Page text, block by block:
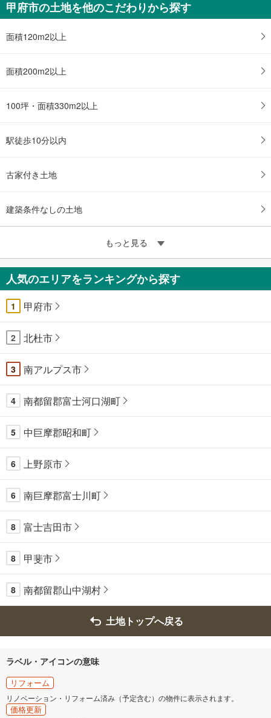
甲府市の土地を他のこだわりから探す
面積120m2以上
面積200m2以上
100坪・面積330m2以上
駅徒歩10分以内
古家付き土地
建築条件なしの土地
もっと見る
人気のエリアをランキングから探す
1 甲府市
2 北杜市
3 南アルプス市
4 南都留郡富士河口湖町
5 中巨摩郡昭和町
6 上野原市
6 南巨摩郡富士川町
8 富士吉田市
8 甲斐市
8 南都留郡山中湖村
土地トップへ戻る
ラベル・アイコンの意味
リフォーム
リノベーション・リフォーム済み（予定含む）の物件に表示されます。
価格更新